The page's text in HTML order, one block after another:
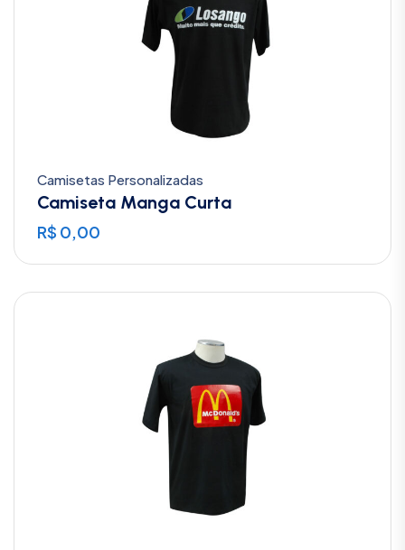
Camisetas Personalizadas
Camiseta Manga Curta
R$ 0,00